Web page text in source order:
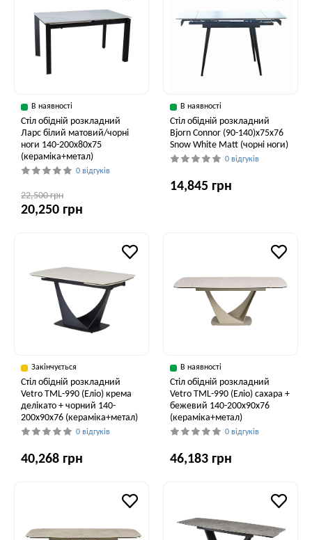
В наявності
Стіл обідній розкладний
Ларс білий матовий/чорні
ноги 140-200x80x75
(кераміка+метал)
0 відгуків
22,500 грн
20,250 грн
В наявності
Стіл обідній розкладний
Bjorn Connor (90-140)х75х76
Snow White Matt (чорні ноги)
0 відгуків
14,845 грн
Закінчується
Стіл обідній розкладний
Vetro TML-990 (Еліо) крема
делікато + чорний 140-
200x90x76 (кераміка+метал)
0 відгуків
40,268 грн
В наявності
Стіл обідній розкладний
Vetro ТМL-990 (Еліо) сахара +
бежевий 140-200x90x76
(кераміка+метал)
0 відгуків
46,183 грн